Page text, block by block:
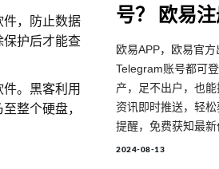
，防止数据
保护后才能查
。黑客利用
整个硬盘，
号？ 欧易
欧易APP，欧易官
Telegram账号都可
产，足不出户，也
资讯即时推送，轻
提醒，免费获知最新
2024-08-13